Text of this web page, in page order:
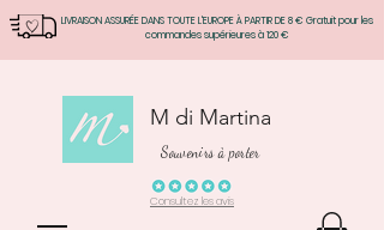
LIVRAISON ASSURÉE DANS TOUTE L'EUROPE À PARTIR DE 8 € Gratuit pour les
commandes supérieures à 120 €
M di Martina
Souvenirs à porter
Consultez les avis